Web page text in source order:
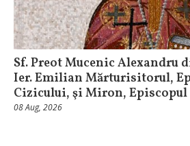
Sf. Preot Mucenic Alexandru
Ier. Emilian Mărturisitorul,
Cizicului, şi Miron, Episcopul
08 Aug, 2026